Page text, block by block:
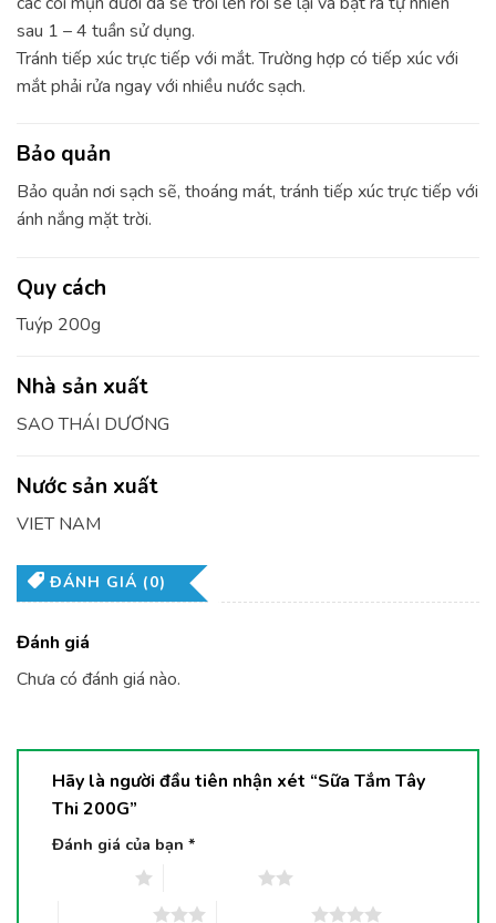
sau 1 – 4 tuần sử dụng.
Tránh tiếp xúc trực tiếp với mắt. Trường hợp có tiếp xúc với
mắt phải rửa ngay với nhiều nước sạch.
Bảo quản
Bảo quản nơi sạch sẽ, thoáng mát, tránh tiếp xúc trực tiếp với
ánh nắng mặt trời.
Quy cách
Tuýp 200g
Nhà sản xuất
SAO THÁI DƯƠNG
Nước sản xuất
VIET NAM
ĐÁNH GIÁ (0)
Đánh giá
Chưa có đánh giá nào.
Hãy là người đầu tiên nhận xét “Sữa Tắm Tây
Thi 200G”
Đánh giá của bạn *